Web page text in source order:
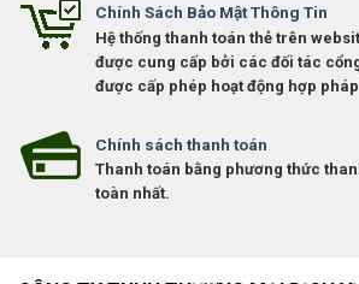
Chính Sách Bảo Mật Thông Tin
Hệ thống thanh toán thẻ trên
được cung cấp bởi các đối tác
được cấp phép hoạt động hợp
Chính sách thanh toán
Thanh toán bằng phương thức
toàn nhất.